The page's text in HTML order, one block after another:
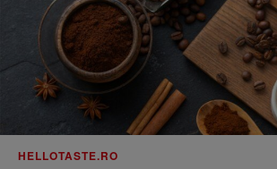
HELLOTASTE.RO